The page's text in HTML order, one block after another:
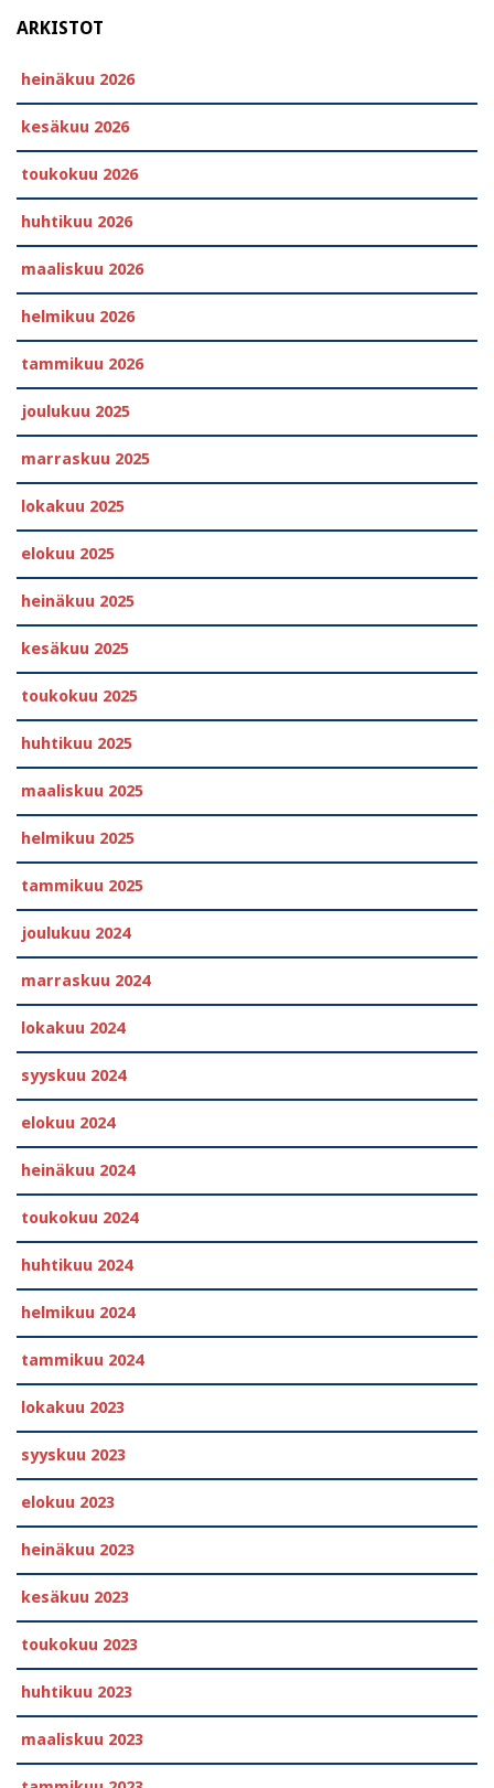
ARKISTOT
heinäkuu 2026
kesäkuu 2026
toukokuu 2026
huhtikuu 2026
maaliskuu 2026
helmikuu 2026
tammikuu 2026
joulukuu 2025
marraskuu 2025
lokakuu 2025
elokuu 2025
heinäkuu 2025
kesäkuu 2025
toukokuu 2025
huhtikuu 2025
maaliskuu 2025
helmikuu 2025
tammikuu 2025
joulukuu 2024
marraskuu 2024
lokakuu 2024
syyskuu 2024
elokuu 2024
heinäkuu 2024
toukokuu 2024
huhtikuu 2024
helmikuu 2024
tammikuu 2024
lokakuu 2023
syyskuu 2023
elokuu 2023
heinäkuu 2023
kesäkuu 2023
toukokuu 2023
huhtikuu 2023
maaliskuu 2023